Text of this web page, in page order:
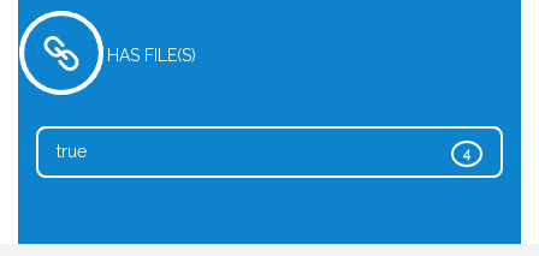
HAS FILE(S)
4
true